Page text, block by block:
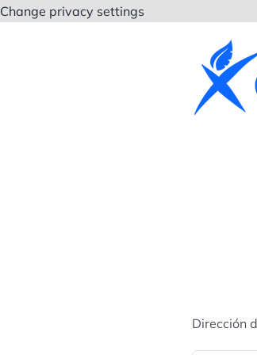
Change privacy settings
Dirección